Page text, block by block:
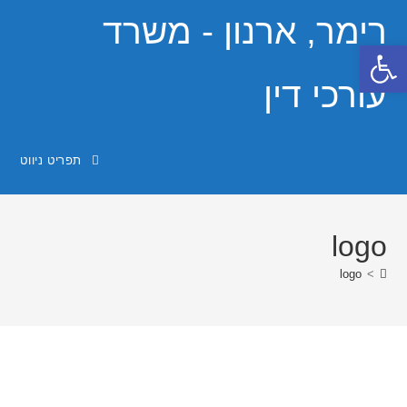
פתח סרגל נגישות
content
רימר, ארנון - משרד
עורכי דין
תפריט ניווט
logo
>
logo